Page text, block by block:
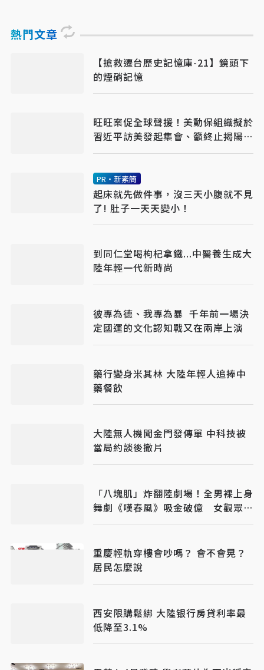
熱門文章
【搶救遷台歷史記憶庫-21】鏡頭下
的煙硝記憶
旺旺案促全球聲援！美動保組織擬於
習近平訪美發起集會、籲終止揭陽姐
妹市
PR・新素簡
起床就先做件事，沒三天小腹就不見
了! 肚子一天天變小！
到同仁堂喝枸杞拿鐵...中醫養生成大
陸年輕一代新時尚
彼專為德、我專為暴 千年前一場決
定國運的文化認知戰又在兩岸上演
藥行變身米其林 大陸年輕人追捧中
藥餐飲
大陸無人機闖金門發傳單 中科技被
當局約談後撤片
「八塊肌」炸翻陸劇場！全男裸上身
舞劇《嘆春風》吸金破億 女觀眾狂
喊：終於懂武則天
重慶輕軌穿樓會吵嗎？ 會不會晃？
居民怎麼說
西安限購鬆綁 大陸银行房貸利率最
低降至3.1%